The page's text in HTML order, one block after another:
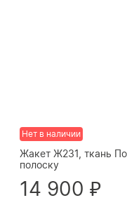
Нет в наличии
Жакет Ж231, ткань
полоску
14 900 ₽